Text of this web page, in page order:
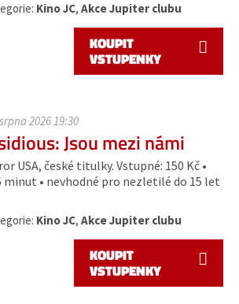
Kino JC, Akce Jupiter clubu
KOUPIT
VSTUPENKY
2026 19:30
Jsou mezi námi
USA, české titulky. Vstupné: 150 Kč •
minut • nevhodné pro nezletilé do 15 let
Kino JC, Akce Jupiter clubu
KOUPIT
VSTUPENKY